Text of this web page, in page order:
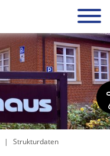
Strukturdaten